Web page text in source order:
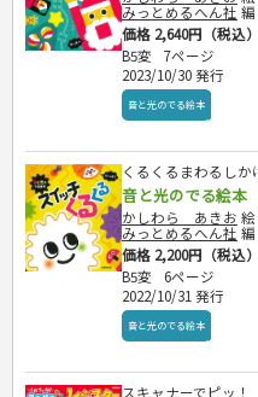
お菓子・ケーキ・パン
飲み物・お酒
離乳食・幼児食・こども
のりもの・ずかん
読み物・絵本
音と光のでる絵本
学習・地図
自由研究・読書感想文
えんぴつちょう
英語検定・TOEIC
漢字検定・数学検定
簿記検定
看護・薬学
ケアマネジャー
介護・社会福祉士
保育士
司法書士・社労士
行政書士・宅建
FP
衛生管理・運行管理
建築・土木
電気・危険物
スキル・キャリアアップ
経営・経済・法律
マネー・株・資産
ビジネス・法律
簿記・経理・税金・保険
自己啓発
ビジネス読み物
旅行・歴史
国内・海外旅行
国外旅行
国内旅行
散歩・グルメ
地理・歴史
地理・地図
歴史
その他文庫
ダイアリー
ダイアリー
プラチナダイアリー プ
みっとめるへん社 編
価格 2,640円（税込）
B5変
7ページ
2023/10/30 発行
音と光のでる絵本
くるくるまわるしか
音と光のでる絵
かしわら あきお 絵
みっとめるへん社 編
価格 2,200円（税込）
B5変
6ページ
2022/10/31 発行
音と光のでる絵本
スキャナーでピッ